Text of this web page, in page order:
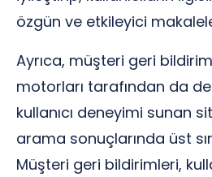
özgün ve etkileyici
Ayrıca, müşteri geri
motorları tarafından da
kullanıcı deneyimi sunan
arama sonuçlarında üst
Müşteri geri bildirimleri,